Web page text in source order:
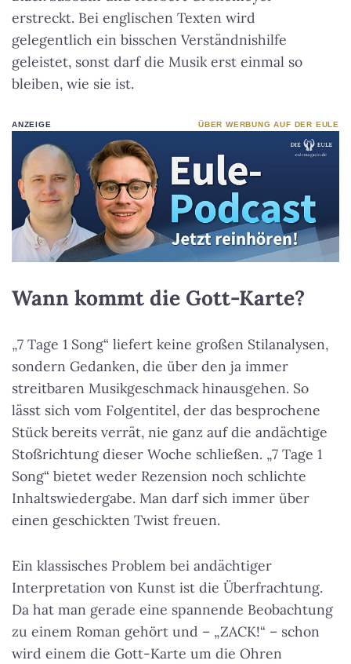
erstreckt. Bei englischen Texten wird
gelegentlich ein bisschen Verständnishilfe
geleistet, sonst darf die Musik erst einmal so
bleiben, wie sie ist.
ANZEIGE ÜBER WERBUNG AUF DER EULE
Wann kommt die Gott-Karte?
„7 Tage 1 Song“ liefert keine großen Stilanalysen,
sondern Gedanken, die über den ja immer
streitbaren Musikgeschmack hinausgehen. So
lässt sich vom Folgentitel, der das besprochene
Stück bereits verrät, nie ganz auf die andächtige
Stoßrichtung dieser Woche schließen. „7 Tage 1
Song“ bietet weder Rezension noch schlichte
Inhaltswiedergabe. Man darf sich immer über
einen geschickten Twist freuen.
Ein klassisches Problem bei andächtiger
Interpretation von Kunst ist die Überfrachtung.
Da hat man gerade eine spannende Beobachtung
zu einem Roman gehört und – „ZACK!“ – schon
wird einem die Gott-Karte um die Ohren